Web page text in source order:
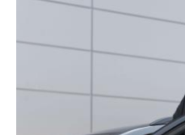
webáruh